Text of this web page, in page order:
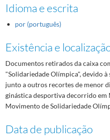
Idioma e escrita
por (português)
Existência e
Documentos retirados da caixa
"Solidariedade Olímpica", devido
junto a outros recortes de menor
ginástica desportiva decorrido em
Movimento de Solidariedade
Data de publicação